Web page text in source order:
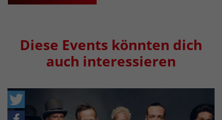
Diese Events könnten dich
auch interessieren